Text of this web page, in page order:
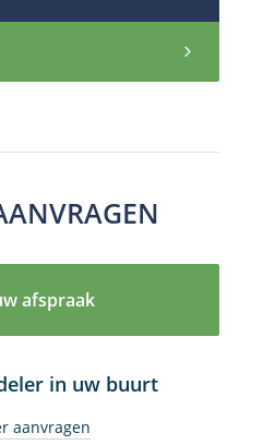
afspraak
in uw buurt
aanvragen